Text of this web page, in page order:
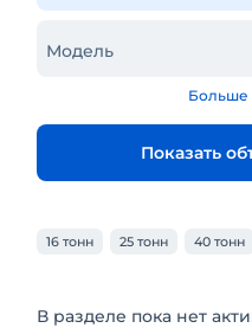
Модель
Больше
Показать
16 тонн 25 тонн 40 тонн
В разделе пока нет